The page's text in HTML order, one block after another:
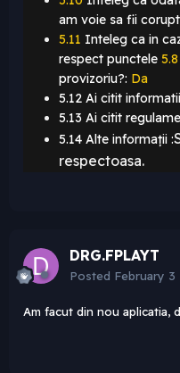
am voie sa fii
5.11 Inteleg ca in
respect punctele 5.8
provizoriu?: Da
5.12 Ai citit
5.13 Ai citit
5.14 Alte informații :
respectoasa.
DRG.FPLAYT
Posted February 3
Am facut din nou aplicatia,